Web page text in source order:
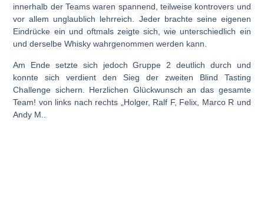
innerhalb der Teams waren spannend, teilweise kontrovers und
vor allem unglaublich lehrreich. Jeder brachte seine eigenen
Eindrücke ein und oftmals zeigte sich, wie unterschiedlich ein
und derselbe Whisky wahrgenommen werden kann.
Am Ende setzte sich jedochGruppe 2 deutlich durch und
konnte sich verdient den Sieg der zweiten Blind Tasting
Challenge sichern. Herzlichen Glückwunsch an das gesamte
Team! von links nach rechts „Holger, Ralf F, Felix, Marco R und
Andy M..